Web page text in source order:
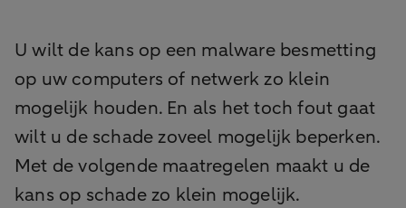
U wilt de kans op een malware besmetting
op uw computers of netwerk zo klein
mogelijk houden. En als het toch fout gaat
wilt u de schade zoveel mogelijk beperken.
Met de volgende maatregelen maakt u de
kans op schade zo klein mogelijk.